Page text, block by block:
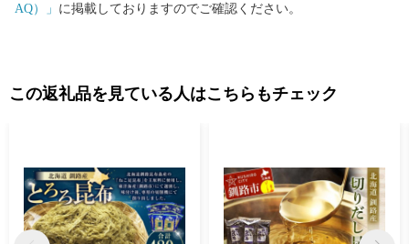
AQ）」 に掲載しておりますのでご確認ください。
この返礼品を見ている人はこちらもチェック